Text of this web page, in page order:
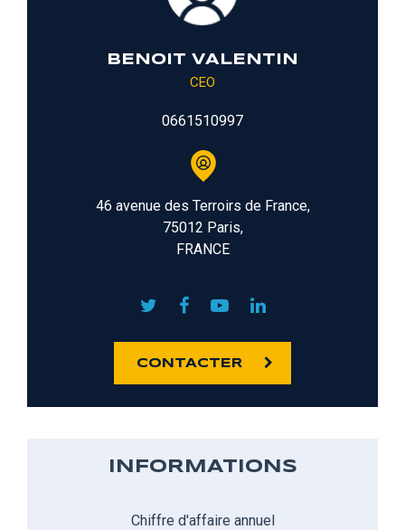
BENOIT VALENTIN
CEO
0661510997
46 avenue des Terroirs de France,
75012 Paris,
FRANCE
CONTACTER
INFORMATIONS
Chiffre d'affaire annuel